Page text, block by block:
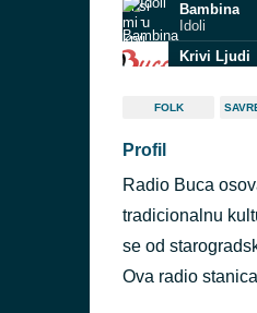
Bambina
Idoli
Krivi Ljudi
Sunčan
Pokloniću
Vampiri
Odlazim, a
Oliver
FOLK
Profil
Radio Buca
tradicionalnu
se od
Ova radio